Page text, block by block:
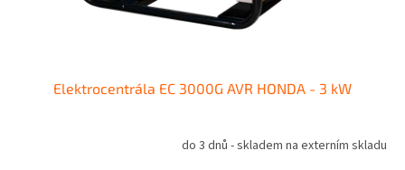
Elektrocentrála EC 3000G AVR HONDA - 3 kW
do 3 dnů - skladem na externím skladu